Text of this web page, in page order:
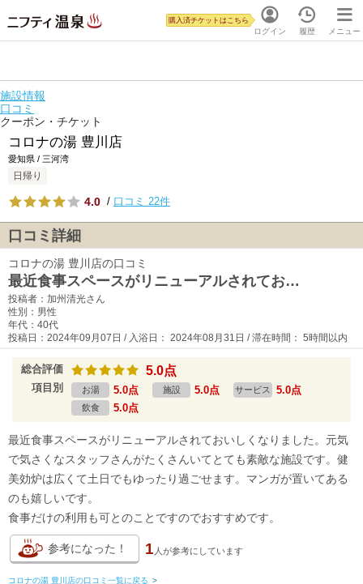
ログイン
購入済チケットはこちら
履歴 メニュー
施設情報
口コミ
クーポン・チケット
コロナの湯 豊川店
愛知県 / 三河湾
日帰り
4.0 / 口コミ 22件
口コミ詳細
コロナの湯 豊川店の口コミ
最近食事スペースがリニューアルされてお…
投稿者：加州清光さん
性別：男性
年代：40代
投稿日：2024年09月07日 / 入浴日： 2024年08月31日 / 滞在時間： 5時間以内
総合評価 5.0点
項目別 お湯 5.0点 施設 5.0点 サービス 5.0点
飲食 5.0点
最近食事スペースがリニューアルされておいしくなりました。元気
で気さくなスタッフさんがたくさんいてとても素敵な施設です。健
美効炉は広くて土日でもゆったり過ごせます。マンガが置いてある
のも嬉しいです。
食事だけの利用も可とのことですのでおすすめです。
参考になった！ 1 人が参考にしています
コロナの湯 豊川店の口コミ一覧に戻る >